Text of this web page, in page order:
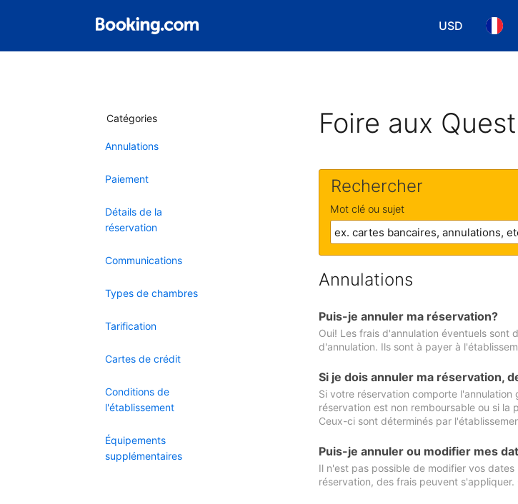
USD
Choisissez
Catégories
Annulations
Paiement
Détails de la
réservation
Communications
Types de chambres
Tarification
Cartes de crédit
Conditions de
l'établissement
Équipements
supplémentaires
Foire aux
Rechercher
Mot clé ou sujet
Annulations
Puis-je annuler ma réservation?
Oui! Les frais d'annulation éventuels sont
d'annulation. Ils sont à payer à
Si je dois annuler ma réservation,
Si votre réservation comporte
réservation est non remboursable ou si
Ceux-ci sont déterminés par
Puis-je annuler ou modifier mes
Il n'est pas possible de modifier vos
réservation, des frais peuvent